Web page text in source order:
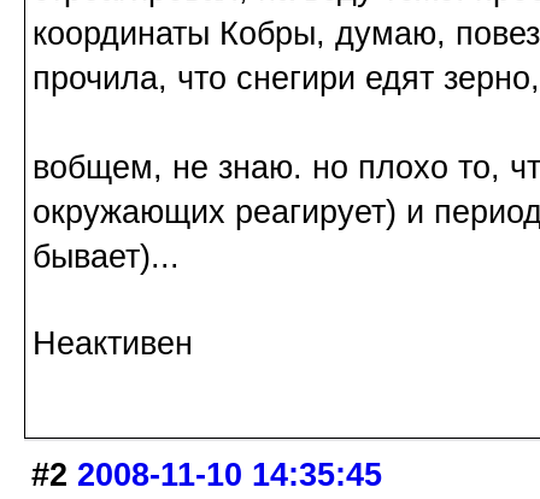
координаты Кобры, думаю,
прочила, что снегири едят
вобщем, не знаю. но плохо то,
окружающих реагирует) и
бывает)...
Неактивен
#2 2008-11-10 14:35:45